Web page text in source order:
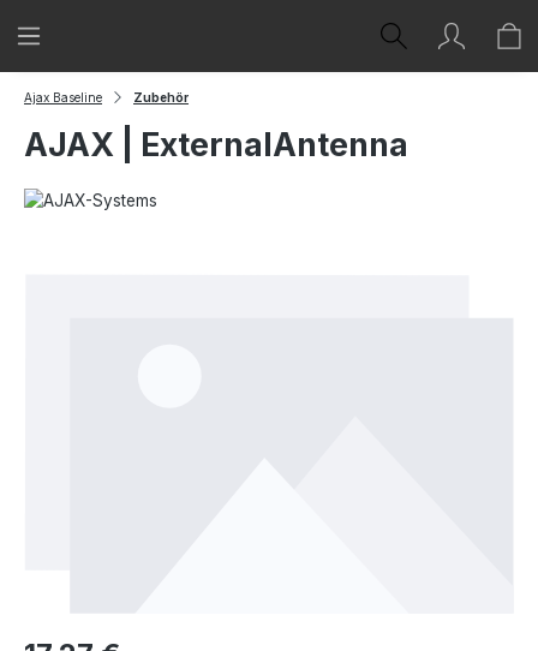
Zum Hauptinhalt springen
Ajax Baseline Zubehör
AJAX | ExternalAntenna
Regulärer Preis: